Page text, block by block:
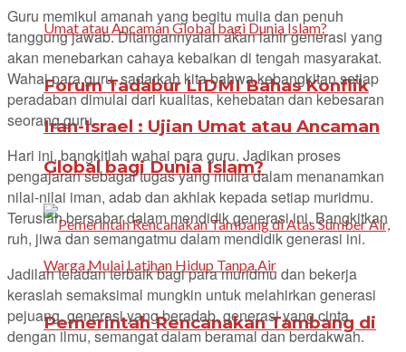
Forum Tadabur LIDMI Bahas Konflik
Iran-Israel : Ujian Umat atau Ancaman
Global bagi Dunia Islam?
Pemerintah Rencanakan Tambang di
Guru memikul amanah yang begitu mulia dan penuh
tanggung jawab. Ditangannyalah akan lahir generasi yang
akan menebarkan cahaya kebaikan di tengah masyarakat.
Wahai para guru, sadarkah kita bahwa kebangkitan setiap
peradaban dimulai dari kualitas, kehebatan dan kebesaran
seorang guru.
Hari ini, bangkitlah wahai para guru. Jadikan proses
pengajaran sebagai tugas yang mulia dalam menanamkan
nilai-nilai iman, adab dan akhlak kepada setiap muridmu.
Teruslah bersabar dalam mendidik generasi ini. Bangkitkan
ruh, jiwa dan semangatmu dalam mendidik generasi ini.
Jadilah teladan terbaik bagi para muridmu dan bekerja
keraslah semaksimal mungkin untuk melahirkan generasi
pejuang, generasi yang beradab, generasi yang cinta
dengan ilmu, semangat dalam beramal dan berdakwah.